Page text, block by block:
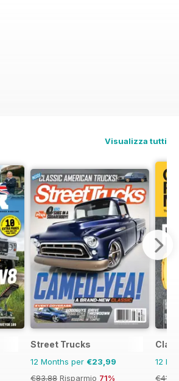
Visualizza tutti
Street Trucks
12 Months per €23,99
€83.88 Risparmio 71%
12